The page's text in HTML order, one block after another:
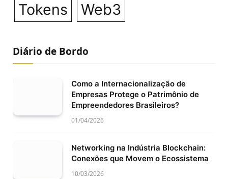
Tokens Web3
Diário de Bordo
Como a Internacionalização de
Empresas Protege o Patrimônio de
Empreendedores Brasileiros?
01/04/2026
Networking na Indústria Blockchain:
Conexões que Movem o Ecossistema
10/03/2026